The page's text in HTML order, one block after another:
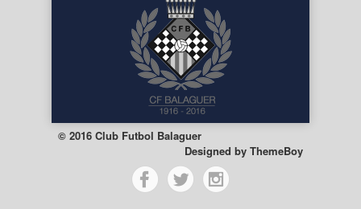
© 2016 Club Futbol Balaguer
Designed by ThemeBoy